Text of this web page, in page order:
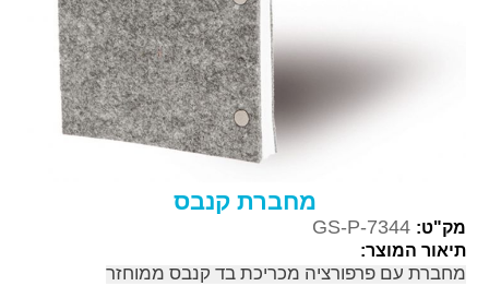
מחברת קנבס
מק"ט: GS-P-7344
תיאור המוצר:
מחברת עם פרפורציה מכריכת בד קנבס ממוחזר